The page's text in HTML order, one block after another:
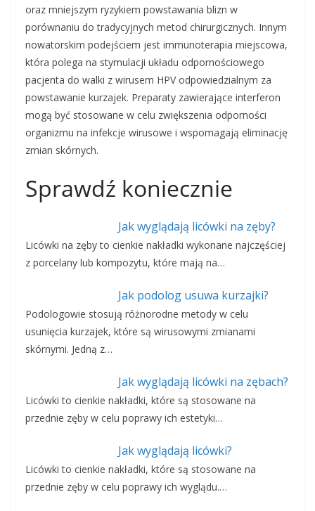
oraz mniejszym ryzykiem powstawania blizn w
porównaniu do tradycyjnych metod chirurgicznych. Innym
nowatorskim podejściem jest immunoterapia miejscowa,
która polega na stymulacji układu odpornościowego
pacjenta do walki z wirusem HPV odpowiedzialnym za
powstawanie kurzajek. Preparaty zawierające interferon
mogą być stosowane w celu zwiększenia odporności
organizmu na infekcje wirusowe i wspomagają eliminację
zmian skórnych.
Sprawdź koniecznie
Jak wyglądają licówki na zęby?
Licówki na zęby to cienkie nakładki wykonane najczęściej
z porcelany lub kompozytu, które mają na…
Jak podolog usuwa kurzajki?
Podologowie stosują różnorodne metody w celu
usunięcia kurzajek, które są wirusowymi zmianami
skórnymi. Jedną z…
Jak wyglądają licówki na zębach?
Licówki to cienkie nakładki, które są stosowane na
przednie zęby w celu poprawy ich estetyki…
Jak wyglądają licówki?
Licówki to cienkie nakładki, które są stosowane na
przednie zęby w celu poprawy ich wyglądu.…